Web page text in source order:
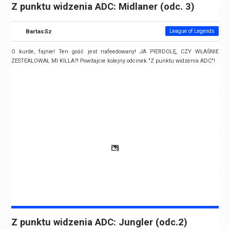
Z punktu widzenia ADC: Midlaner (odc. 3)
BartasSz League of Legends
O kurde, fajnie! Ten gość jest nafeedowany! JA PIERDOLĘ, CZY WŁAŚNIE
ZESTEALOWAŁ MI KILLA?! Powitajcie kolejny odcinek "Z punktu widzenia ADC"!
Z punktu widzenia ADC: Jungler (odc.2)